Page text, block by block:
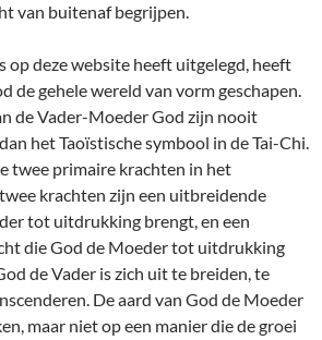
van buitenaf begrijpen.
op deze website heeft uitgelegd, heeft
de gehele wereld van vorm geschapen.
de Vader-Moeder God zijn nooit
het Taoïstische symbool in de Tai-Chi.
twee primaire krachten in het
krachten zijn een uitbreidende
tot uitdrukking brengt, en een
die God de Moeder tot uitdrukking
de Vader is zich uit te breiden, te
De aard van God de Moeder
maar niet op een manier die de groei